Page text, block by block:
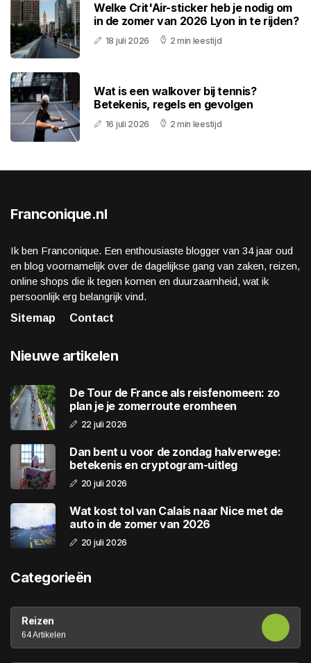
Welke Crit'Air-sticker heb je nodig om
in de zomer van 2026 Lyon in te rijden?
18 juli 2026 2 min leestijd
Wat is een walkover bij tennis?
Betekenis, regels en gevolgen
16 juli 2026 2 min leestijd
Franconique.nl
Ik ben Franconique. Een enthousiaste blogger van 34 jaar oud
en blog voornamelijk over de dagelijkse gang van zaken, reizen,
online shops die ik tegen komen en duurzaamheid, wat ik
persoonlijk erg belangrijk vind.
Sitemap
Contact
Nieuwe artikelen
De Tour de France als reisfenomeen: zo
plan je je zomerroute eromheen
22 juli 2026
Dan bent u voor de zondag halverwege:
betekenis en cryptogram-uitleg
20 juli 2026
Wat kost tol van Calais naar Nice met de
auto in de zomer van 2026
20 juli 2026
Categorieën
Reizen
64 Artikelen